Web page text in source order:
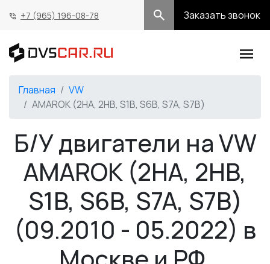
+7 (965) 196-08-78 Заказать звонок
Главная
VW
AMAROK (2HA, 2HB, S1B, S6B, S7A, S7B)
Б/У двигатели на VW
AMAROK (2HA, 2HB,
S1B, S6B, S7A, S7B)
(09.2010 - 05.2022) в